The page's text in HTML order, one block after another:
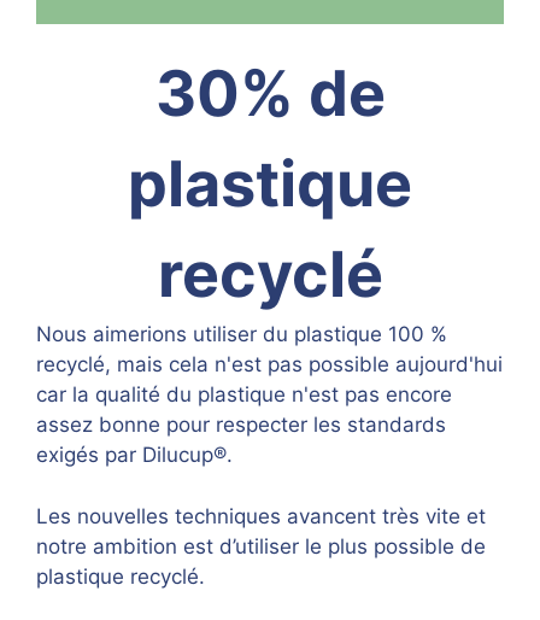
30% de
plastique
recyclé
Nous aimerions utiliser du plastique 100 %
recyclé, mais cela n'est pas possible aujourd'hui
car la qualité du plastique n'est pas encore
assez bonne pour respecter les standards
exigés par Dilucup®.
Les nouvelles techniques avancent très vite et
notre ambition est d’utiliser le plus possible de
plastique recyclé.